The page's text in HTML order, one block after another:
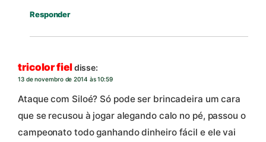
Responder
tricolor fieldisse:
13 de novembro de 2014 às 10:59
Ataque com Siloé? Só pode ser brincadeira um cara
que se recusou à jogar alegando calo no pé, passou o
campeonato todo ganhando dinheiro fácil e ele vai